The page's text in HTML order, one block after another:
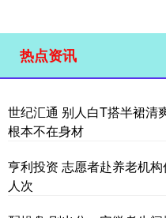
热点资讯
世纪汇通 别人白T搭半裙清
根本不在身材
亨利投资 志愿者赴养老机
人次